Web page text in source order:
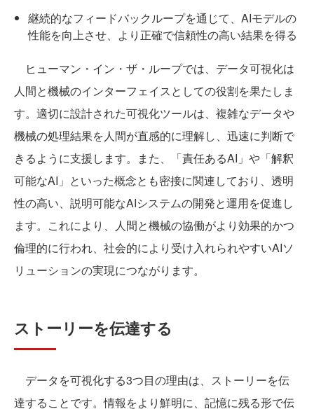
継続的なフィードバックループを通じて、AIモデルの
性能を向上させ、より正確で信頼性の高い結果を得る
ヒューマン・イン・ザ・ループでは、データ可視化は
人間と機械のインターフェイスとしての役割を果たしま
す。適切に設計された可視化ツールは、複雑なデータや
機械の処理結果を人間が直感的に理解し、迅速に判断で
きるように支援します。また、「責任あるAI」や「解釈
可能なAI」といった概念とも密接に関連しており、透明
性の高い、説明可能なAIシステムの開発と運用を促進し
ます。これにより、人間と機械の協働がより効果的かつ
倫理的に行われ、社会的により受け入れられやすいAIソ
リューションの実現につながります。
ストーリーを伝達する
データを可視化する3つ目の理由は、ストーリーを伝
達することです。情報をより鮮明に、記憶に残る形で伝